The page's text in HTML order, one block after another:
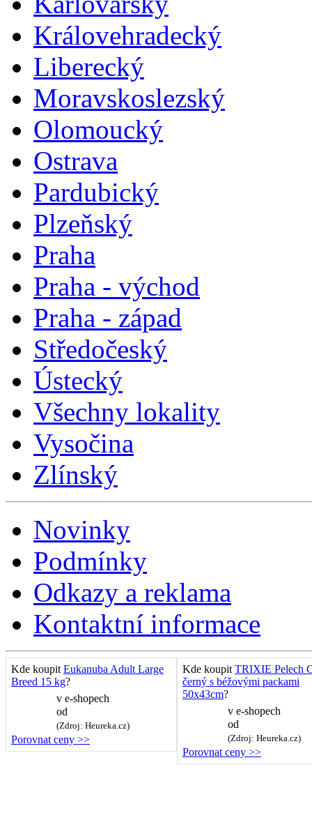
Královehradecký
Liberecký
Moravskoslezský
Olomoucký
Ostrava
Pardubický
Plzeňský
Praha
Praha - východ
Praha - západ
Středočeský
Ústecký
Všechny lokality
Vysočina
Zlínský
Novinky
Podmínky
Odkazy a reklama
Kontaktní informace
Kde koupit Eukanuba Adult Large
Breed 15 kg?
v e-shopech
od
(Zdroj: Heureka.cz)
Porovnat ceny >>
Kde koupit TRIXIE Pelech
černý s béžovými packami
50x43cm?
v e-shopech
od
(Zdroj: Heureka.cz)
Porovnat ceny >>